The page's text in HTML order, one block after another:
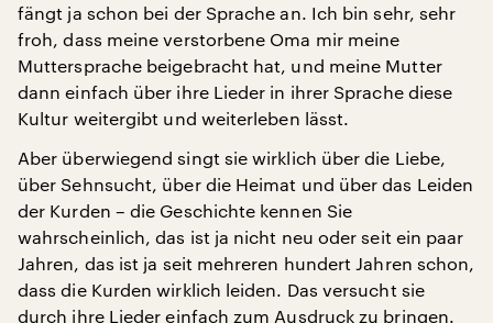
fängt ja schon bei der Sprache an. Ich bin sehr, sehr
froh, dass meine verstorbene Oma mir meine
Muttersprache beigebracht hat, und meine Mutter
dann einfach über ihre Lieder in ihrer Sprache diese
Kultur weitergibt und weiterleben lässt.
Aber überwiegend singt sie wirklich über die Liebe,
über Sehnsucht, über die Heimat und über das Leiden
der Kurden – die Geschichte kennen Sie
wahrscheinlich, das ist ja nicht neu oder seit ein paar
Jahren, das ist ja seit mehreren hundert Jahren schon,
dass die Kurden wirklich leiden. Das versucht sie
durch ihre Lieder einfach zum Ausdruck zu bringen.